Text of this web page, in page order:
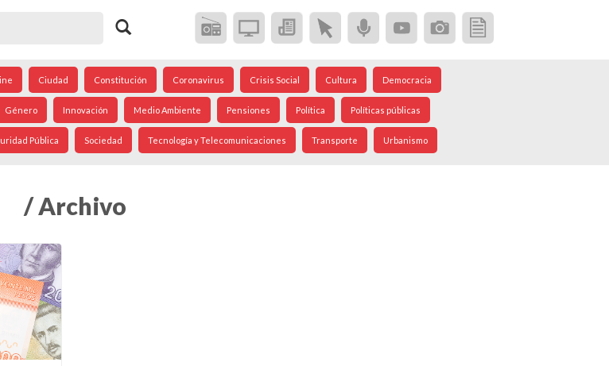
Ciudad Constitución Coronavirus Crisis Social Cultura Democracia
Género Innovación Medio Ambiente Pensiones Política Políticas públicas
Pública Sociedad Tecnología y Telecomunicaciones Transporte Urbanismo
/ Archivo